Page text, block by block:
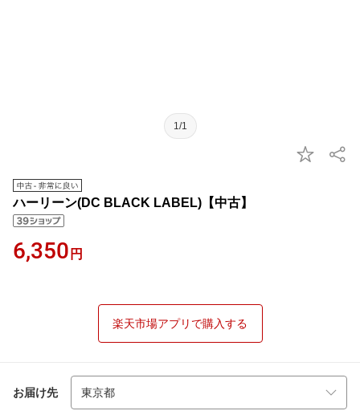
1/1
ハーリーン(DC BLACK LABEL)【中古】
6,350 円
楽天市場アプリで購入する
お届け先